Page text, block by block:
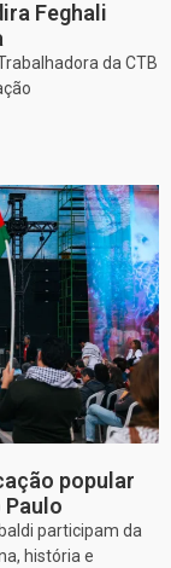
Feghali
da CTB
popular
Paulo
participam da
história e